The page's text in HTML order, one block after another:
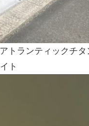
トランティックチ
ト